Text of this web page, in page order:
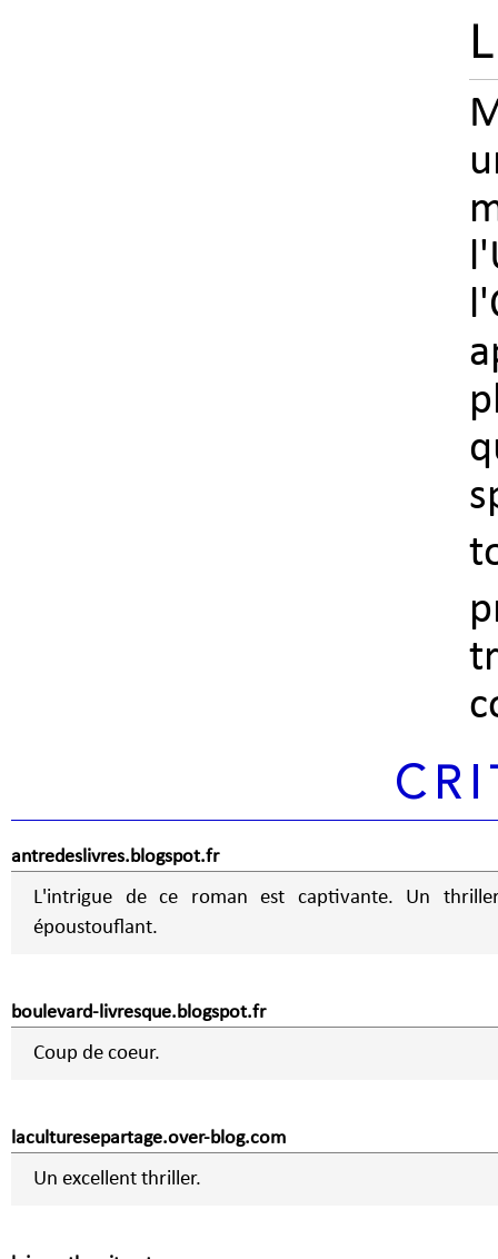
antredeslivres.blogspot.fr
L'intrigue de ce roman est captivante. Un
époustouflant.
boulevard-livresque.blogspot.fr
Coup de coeur.
laculturesepartage.over-blog.com
Un excellent thriller.